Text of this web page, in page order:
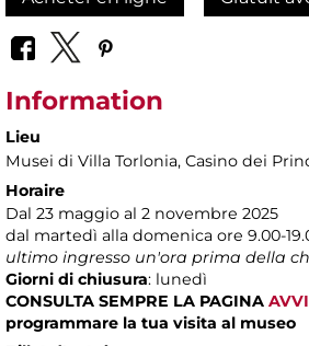
Information
Lieu
Musei di Villa Torlonia, Casino dei
Horaire
Dal 23 maggio al 2 novembre 2025
dal martedì alla domenica ore 9.00-
ultimo ingresso un'ora prima della
Giorni di chiusura: lunedì
CONSULTA SEMPRE LA PAGINA
programmare la tua visita al museo